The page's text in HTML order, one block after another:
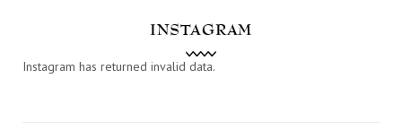
INSTAGRAM
Instagram has returned invalid data.